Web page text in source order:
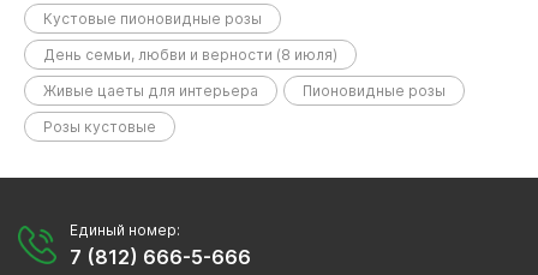
Кустовые пионовидные розы
День семьи, любви и верности (8 июля)
Живые цаеты для интерьера
Пионовидные розы
Розы кустовые
Единый номер:
7 (812) 666-5-666